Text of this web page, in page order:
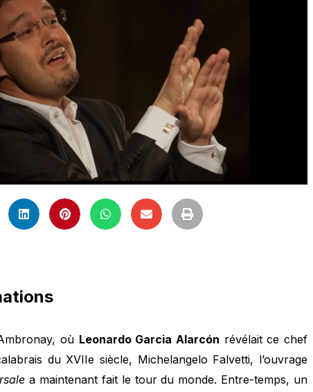
où Leonardo Garcia Alarcón révélait ce chef
du XVIIe siècle, Michelangelo Falvetti, l’ouvrage
a maintenant fait le tour du monde. Entre-temps, un